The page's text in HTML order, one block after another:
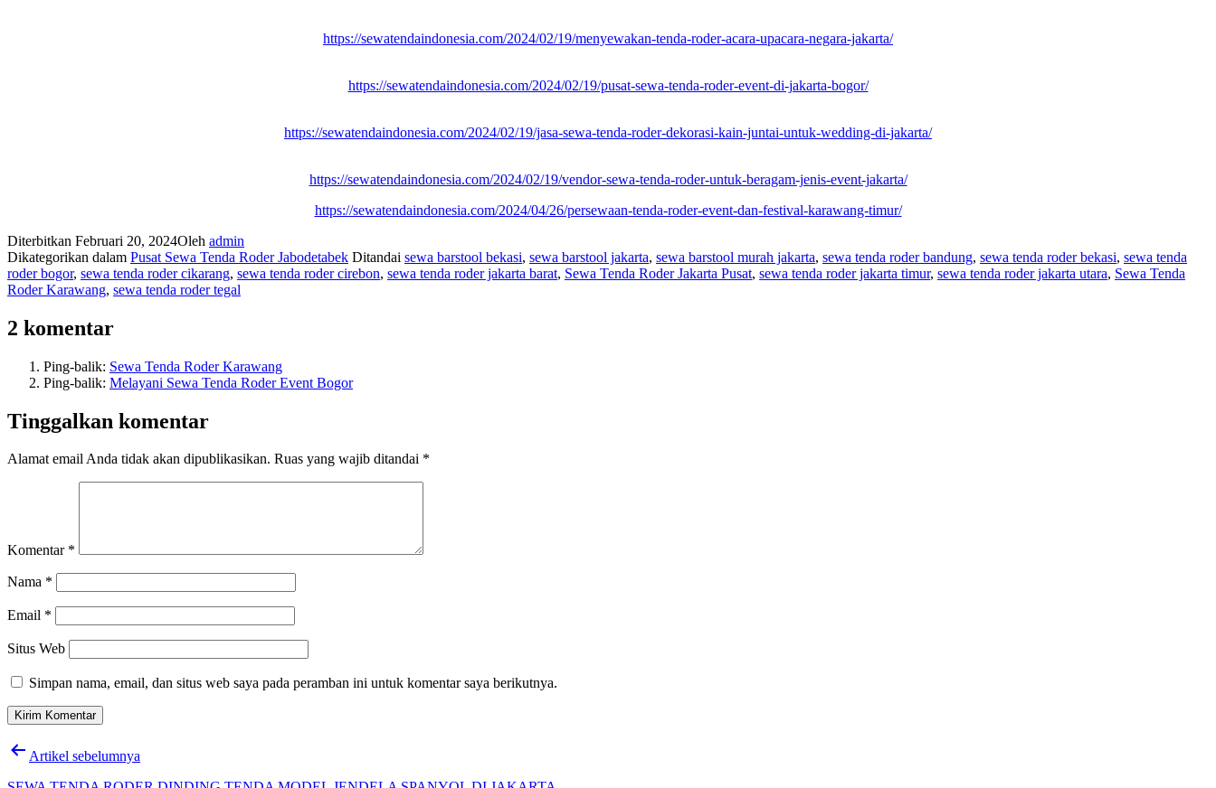
https://sewatendaindonesia.com/2024/02/19/menyewakan-tenda-roder-acara-upacara-negara-jakarta/
https://sewatendaindonesia.com/2024/02/19/pusat-sewa-tenda-roder-event-di-jakarta-bogor/
https://sewatendaindonesia.com/2024/02/19/jasa-sewa-tenda-roder-dekorasi-kain-juntai-untuk-wedding-di-jakarta/
https://sewatendaindonesia.com/2024/02/19/vendor-sewa-tenda-roder-untuk-beragam-jenis-event-jakarta/
https://sewatendaindonesia.com/2024/04/26/persewaan-tenda-roder-event-dan-festival-karawang-timur/
Diterbitkan Februari 20, 2024Oleh admin
Dikategorikan dalam Pusat Sewa Tenda Roder Jabodetabek Ditandai sewa barstool bekasi, sewa barstool jakarta, sewa barstool murah jakarta, sewa tenda roder bandung, sewa tenda roder bekasi, sewa tenda
roder bogor, sewa tenda roder cikarang, sewa tenda roder cirebon, sewa tenda roder jakarta barat, Sewa Tenda Roder Jakarta Pusat, sewa tenda roder jakarta timur, sewa tenda roder jakarta utara, Sewa Tenda
Roder Karawang, sewa tenda roder tegal
2 komentar
Ping-balik: Sewa Tenda Roder Karawang
Ping-balik: Melayani Sewa Tenda Roder Event Bogor
Tinggalkan komentar
Alamat email Anda tidak akan dipublikasikan. Ruas yang wajib ditandai *
Komentar *
Nama *
Email *
Situs Web
Simpan nama, email, dan situs web saya pada peramban ini untuk komentar saya berikutnya.
Navigasi
Artikel sebelumnya